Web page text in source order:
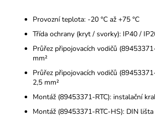
Provozní teplota: -20 °C až +75 °C
Třída ochrany (kryt / svorky): IP40 /
Průřez připojovacích vodičů
mm²
Průřez připojovacích vodičů
2,5 mm²
Montáž (89453371-RTC): instalační
Montáž (89453371-RTC-HS): DIN lišta